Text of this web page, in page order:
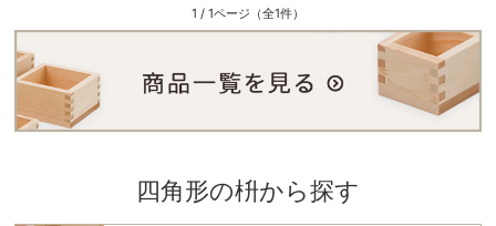
1 / 1ページ（全1件）
四角形の枡から探す